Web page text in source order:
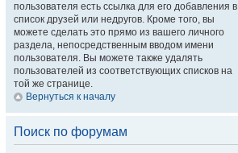
пользователя есть ссылка для его добавления в
список друзей или недругов. Кроме того, вы
можете сделать это прямо из вашего личного
раздела, непосредственным вводом имени
пользователя. Вы можете также удалять
пользователей из соответствующих списков на
той же странице.
Вернуться к началу
Поиск по форумам